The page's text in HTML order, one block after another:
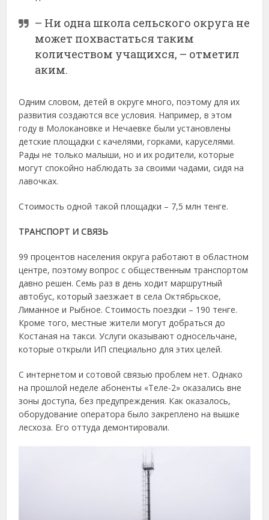
– Ни одна школа сельского округа не
может похвастаться таким
количеством учащихся, – отметил
аким.
Одним словом, детей в округе много, поэтому для их
развития создаются все условия. Например, в этом
году в Молокановке и Нечаевке были установлены
детские площадки с качелями, горками, каруселями.
Рады не только малыши, но и их родители, которые
могут спокойно наблюдать за своими чадами, сидя на
лавочках.
Стоимость одной такой площадки – 7,5 млн тенге.
ТРАНСПОРТ И СВЯЗЬ
99 процентов населения округа работают в областном
центре, поэтому вопрос с общественным транспортом
давно решен. Семь раз в день ходит маршрутный
автобус, который заезжает в села Октябрьское,
Лиманное и Рыбное. Стоимость поездки – 190 тенге.
Кроме того, местные жители могут добраться до
Костаная на такси. Услуги оказывают односельчане,
которые открыли ИП специально для этих целей.
С интернетом и сотовой связью проблем нет. Однако
на прошлой неделе абоненты «Теле-2» оказались вне
зоны доступа, без предупреждения. Как оказалось,
оборудование оператора было закреплено на вышке
лесхоза. Его оттуда демонтировали.